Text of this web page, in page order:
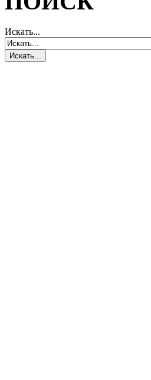
Искать...